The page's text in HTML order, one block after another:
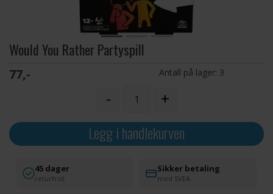
Would You Rather Partyspill
77,- Antall på lager: 3
- +
Legg i handlekurven
45 dager
returfrist
Sikker betaling
med SVEA